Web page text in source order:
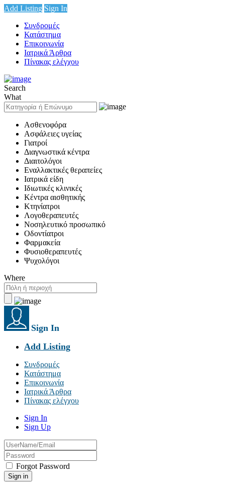
Add Listing Sign In
Συνδρομές
Κατάστημα
Επικοινωνία
Ιατρικά Άρθρα
Πίνακας ελέγχου
Search
What
Ασθενοφόρα
Ασφάλειες υγείας
Γιατροί
Διαγνωστικά κέντρα
Διαιτολόγοι
Εναλλακτικές θεραπείες
Ιατρικά είδη
Ιδιωτικές κλινικές
Κέντρα αισθητικής
Κτηνίατροι
Λογοθεραπευτές
Νοσηλευτικό προσωπικό
Οδοντίατροι
Φαρμακεία
Φυσιοθεραπευτές
Ψυχολόγοι
Where
Sign In
Add Listing
Συνδρομές
Κατάστημα
Επικοινωνία
Ιατρικά Άρθρα
Πίνακας ελέγχου
Sign In
Sign Up
Forgot Password